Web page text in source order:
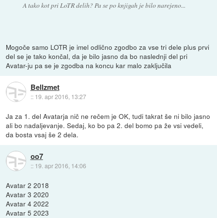
A tako kot pri LoTR delih? Pa se po knjigah je bilo narejeno...
Mogoče samo LOTR je imel odlično zgodbo za vse tri dele plus prvi
del se je tako končal, da je bilo jasno da bo naslednji del pri
Avatar-ju pa se je zgodba na koncu kar malo zaključila
Bellzmet
:: 19. apr 2016, 13:27
Ja za 1. del Avatarja nič ne rečem je OK, tudi takrat še ni bilo jasno
ali bo nadaljevanje. Sedaj, ko bo pa 2. del bomo pa že vsi vedeli,
da bosta vsaj še 2 dela.
oo7
:: 19. apr 2016, 14:06
Avatar 2 2018
Avatar 3 2020
Avatar 4 2022
Avatar 5 2023